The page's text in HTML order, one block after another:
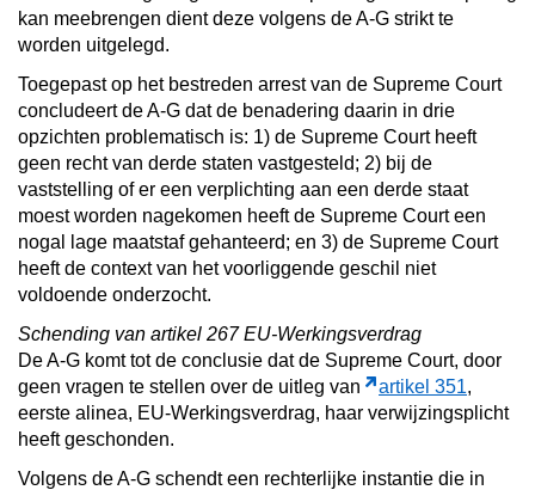
kan meebrengen dient deze volgens de A-G strikt te
worden uitgelegd.
Toegepast op het bestreden arrest van de Supreme Court
concludeert de A-G dat de benadering daarin in drie
opzichten problematisch is: 1) de Supreme Court heeft
geen recht van derde staten vastgesteld; 2) bij de
vaststelling of er een verplichting aan een derde staat
moest worden nagekomen heeft de Supreme Court een
nogal lage maatstaf gehanteerd; en 3) de Supreme Court
heeft de context van het voorliggende geschil niet
voldoende onderzocht.
Schending van artikel 267 EU-Werkingsverdrag
De A-G komt tot de conclusie dat de Supreme Court, door
geen vragen te stellen over de uitleg van
artikel 351,
eerste alinea, EU-Werkingsverdrag, haar verwijzingsplicht
heeft geschonden.
Volgens de A-G schendt een rechterlijke instantie die in